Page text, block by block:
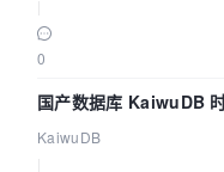
0
国产数据库 KaiwuDB
技术路径
KaiwuDB